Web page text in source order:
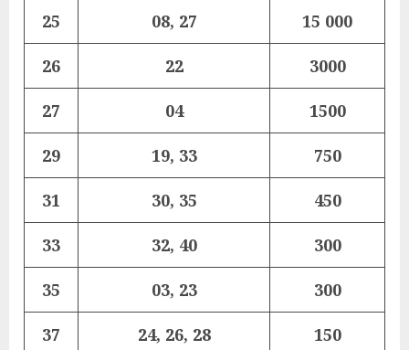
25 08, 27 15 000
26 22 3000
27 04 1500
29 19, 33 750
31 30, 35 450
33 32, 40 300
35 03, 23 300
37 24, 26, 28 150